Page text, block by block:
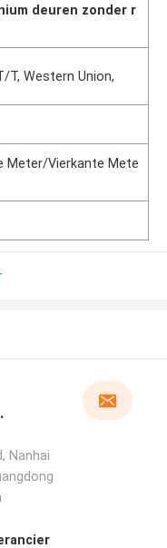
deuren zonder r
T, Western Union,
Meter/Vierkante Mete
Nanhai